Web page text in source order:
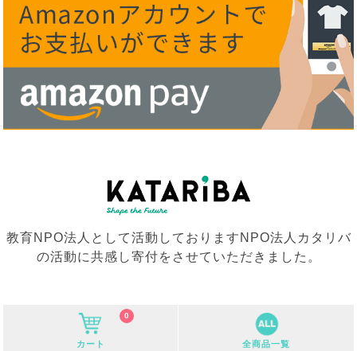
教育NPO法人として活動しておりますNPO法人カタリバ
の活動に共感し寄付をさせていただきました。
カート
0
全商品一覧